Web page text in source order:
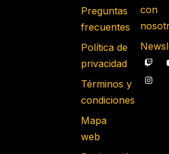
Preguntas
frecuentes
Política de
privacidad
Términos y
condiciones
Mapa
web
con